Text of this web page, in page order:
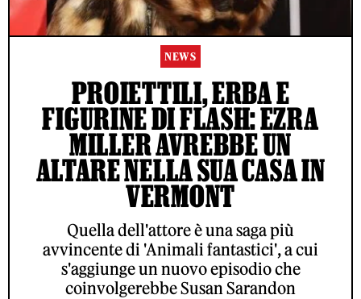
NEWS
PROIETTILI, ERBA E
FIGURINE DI FLASH: EZRA
MILLER AVREBBE UN
ALTARE NELLA SUA CASA IN
VERMONT
Quella dell'attore è una saga più
avvincente di 'Animali fantastici', a cui
s'aggiunge un nuovo episodio che
coinvolgerebbe Susan Sarandon